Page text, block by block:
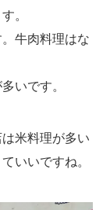
。
牛肉料理はな
いです。
米料理が多い
いいですね。